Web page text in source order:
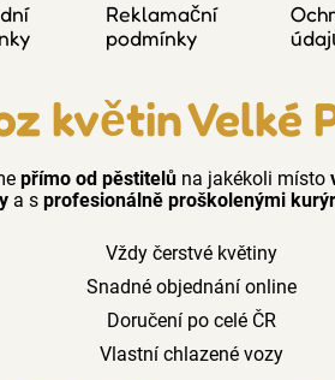
Reklamační
podmínky
květin Velké
přímo od pěstitelů na jakékoli místo
a s profesionálně proškolenými
Vždy čerstvé květiny
Snadné objednání online
Doručení po celé ČR
Vlastní chlazené vozy